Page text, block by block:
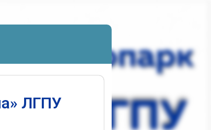
ЛГПУ